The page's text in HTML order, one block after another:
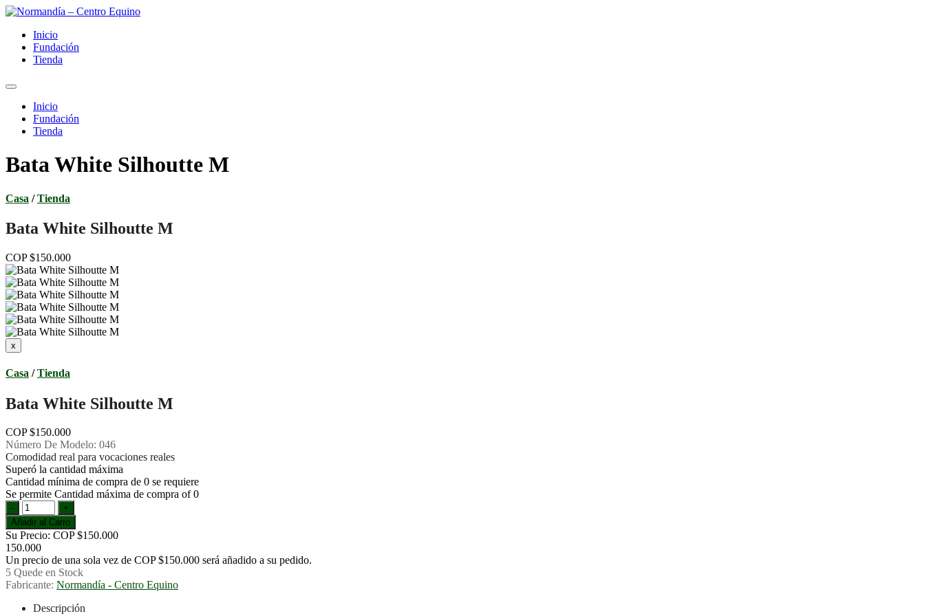
Ir
contenido
Inicio
Fundación
Tienda
Inicio
Fundación
Tienda
Bata White Silhoutte M
Casa /Tienda
Bata White Silhoutte M
COP $150.000
Casa /Tienda
Bata White Silhoutte M
COP $150.000
Número De Modelo: 046
Comodidad real para vocaciones reales
Superó la cantidad máxima
Cantidad mínima de compra de 0 se requiere
Se permite Cantidad máxima de compra οf 0
Su Precio: COP $150.000
150.000
Un precio de una sola vez de COP $150.000 será añadido a su pedido.
5 Quede en Stock
Fabricante: Normandía - Centro Equino
Descripción